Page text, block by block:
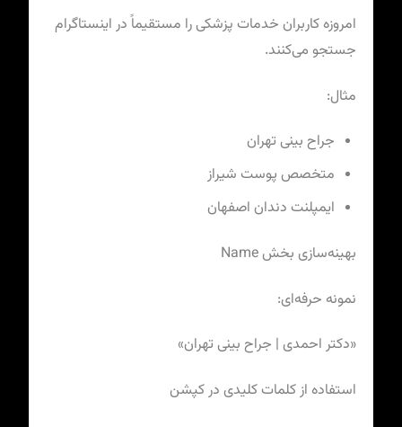
امروزه کاربران خدمات پزشکی را مستقیماً در اینستاگرام
جستجو می‌کنند.
مثال:
جراح بینی تهران
متخصص پوست شیراز
ایمپلنت دندان اصفهان
بهینه‌سازی بخش Name
نمونه حرفه‌ای:
«دکتر احمدی | جراح بینی تهران»
استفاده از کلمات کلیدی در کپشن